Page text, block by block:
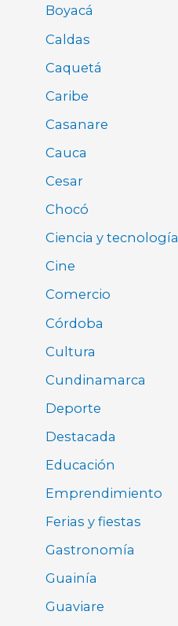
Boyacá
Caldas
Caquetá
Caribe
Casanare
Cauca
Cesar
Chocó
Ciencia y tecnología
Cine
Comercio
Córdoba
Cultura
Cundinamarca
Deporte
Destacada
Educación
Emprendimiento
Ferias y fiestas
Gastronomía
Guainía
Guaviare